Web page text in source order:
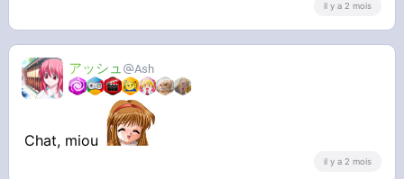
il y a 2 mois
アッシュ Ash
Chat, miou
il y a 2 mois